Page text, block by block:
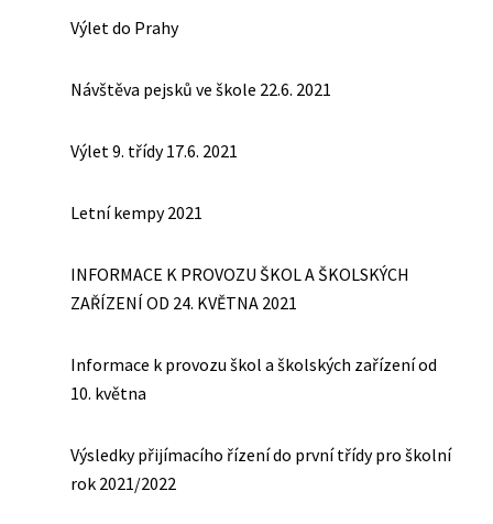
Výlet do Prahy
Návštěva pejsků ve škole 22.6. 2021
Výlet 9. třídy 17.6. 2021
Letní kempy 2021
INFORMACE K PROVOZU ŠKOL A ŠKOLSKÝCH
ZAŘÍZENÍ OD 24. KVĚTNA 2021
Informace k provozu škol a školských zařízení od
10. května
Výsledky přijímacího řízení do první třídy pro školní
rok 2021/2022